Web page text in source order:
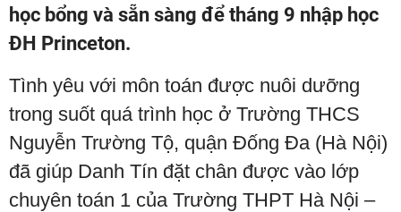
học bổng và sẵn sàng để tháng 9 nhập học
ĐH Princeton.
Tình yêu với môn toán được nuôi dưỡng
trong suốt quá trình học ở Trường THCS
Nguyễn Trường Tộ, quận Đống Đa (Hà Nội)
đã giúp Danh Tín đặt chân được vào lớp
chuyên toán 1 của Trường THPT Hà Nội –